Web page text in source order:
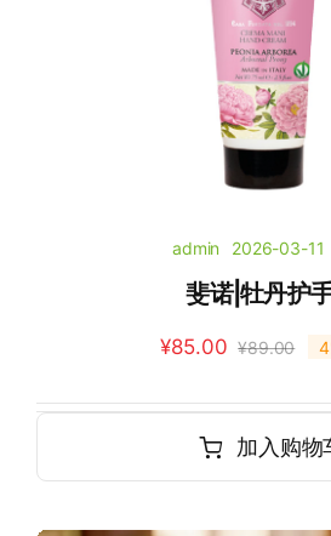
admin 2026-03-11
斐诺|牡丹护
¥89.00
¥85.00
加入购物